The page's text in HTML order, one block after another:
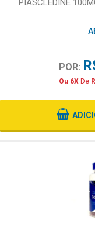
PIASCLEDINE
POR:
Ou 6X De